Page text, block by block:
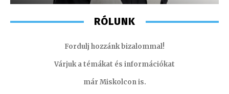
RÓLUNK
Fordulj hozzánk bizalommal!
Várjuk a témákat és információkat
már Miskolcon is.